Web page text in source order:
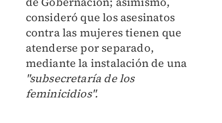
consideró que los asesinatos
contra las mujeres tienen que
atenderse por separado,
mediante la instalación de una
"subsecretaría de los
feminicidios".